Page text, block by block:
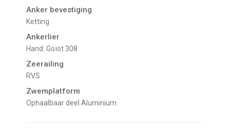
Anker bevestiging
Ketting
Ankerlier
Hand. Goïot 308
Zeerailing
RVS
Zwemplatform
Ophaalbaar deel Aluminium